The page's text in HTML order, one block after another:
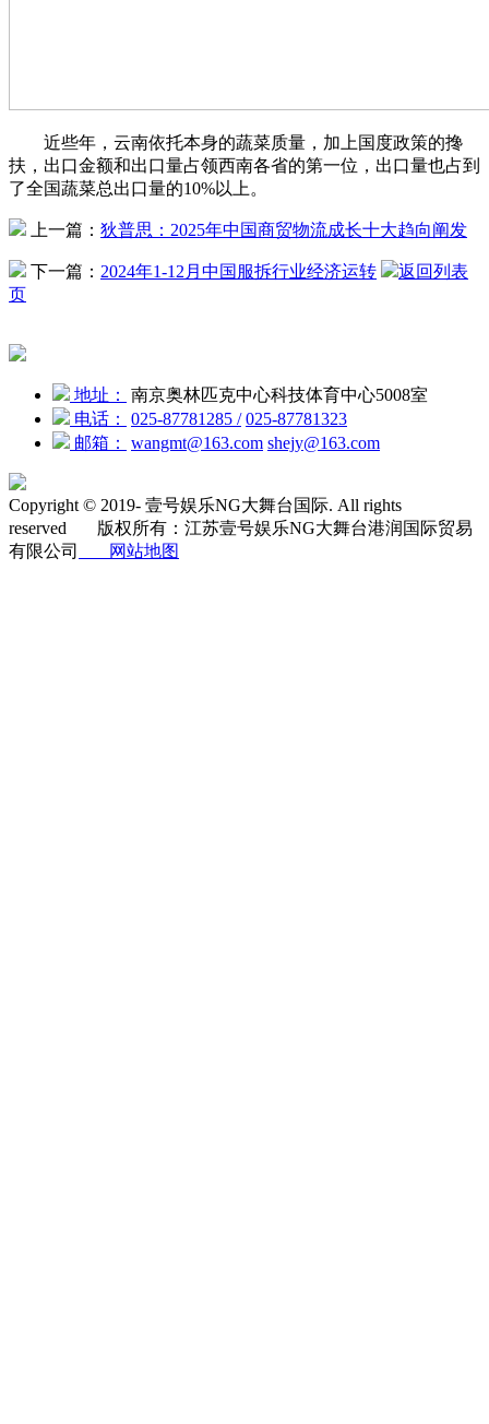
近些年，云南依托本身的蔬菜质量，加上国度政策的搀
扶，出口金额和出口量占领西南各省的第一位，出口量也占到
了全国蔬菜总出口量的10%以上。
上一篇： 狄普思：2025年中国商贸物流成长十大趋向阐发
下一篇： 2024年1-12月中国服拆行业经济运转
返回列表
页
地址：
南京奥林匹克中心科技体育中心5008室
电话：
025-87781285 / 025-87781323
邮箱：
wangmt@163.com shejy@163.com
Copyright © 2019- 壹号娱乐NG大舞台国际. All rights
reserved 版权所有：江苏壹号娱乐NG大舞台港润国际贸易
有限公司
网站地图